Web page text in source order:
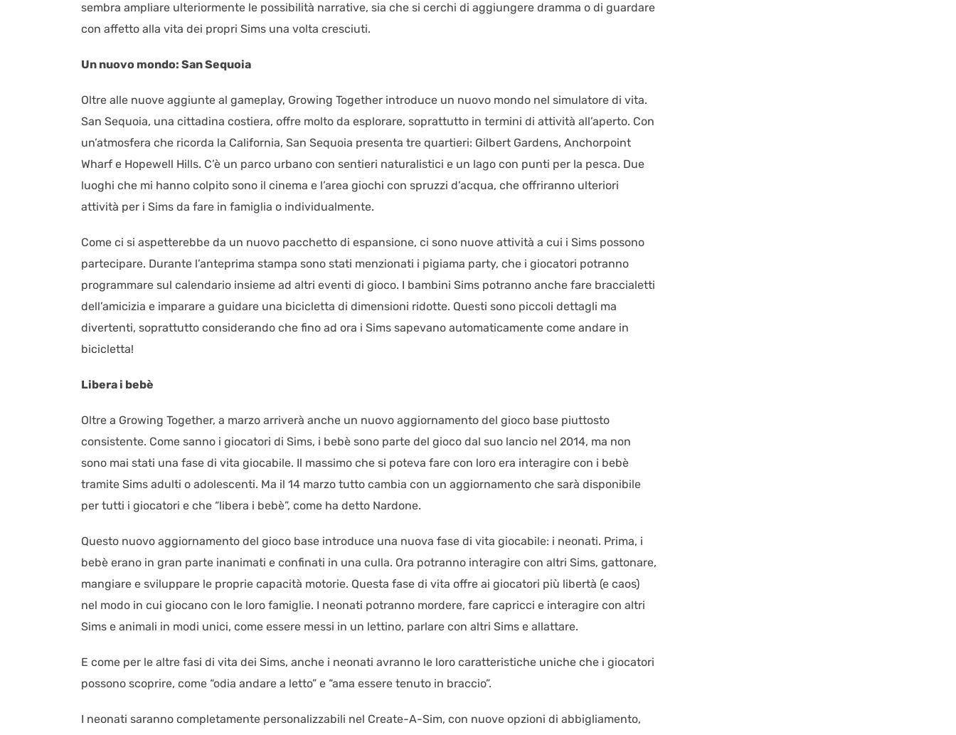
sembra ampliare ulteriormente le possibilità narrative, sia che si cerchi di aggiungere dramma o di guardare
con affetto alla vita dei propri Sims una volta cresciuti.
Un nuovo mondo: San Sequoia
Oltre alle nuove aggiunte al gameplay, Growing Together introduce un nuovo mondo nel simulatore di vita.
San Sequoia, una cittadina costiera, offre molto da esplorare, soprattutto in termini di attività all’aperto. Con
un’atmosfera che ricorda la California, San Sequoia presenta tre quartieri: Gilbert Gardens, Anchorpoint
Wharf e Hopewell Hills. C’è un parco urbano con sentieri naturalistici e un lago con punti per la pesca. Due
luoghi che mi hanno colpito sono il cinema e l’area giochi con spruzzi d’acqua, che offriranno ulteriori
attività per i Sims da fare in famiglia o individualmente.
Come ci si aspetterebbe da un nuovo pacchetto di espansione, ci sono nuove attività a cui i Sims possono
partecipare. Durante l’anteprima stampa sono stati menzionati i pigiama party, che i giocatori potranno
programmare sul calendario insieme ad altri eventi di gioco. I bambini Sims potranno anche fare braccialetti
dell’amicizia e imparare a guidare una bicicletta di dimensioni ridotte. Questi sono piccoli dettagli ma
divertenti, soprattutto considerando che fino ad ora i Sims sapevano automaticamente come andare in
bicicletta!
Libera i bebè
Oltre a Growing Together, a marzo arriverà anche un nuovo aggiornamento del gioco base piuttosto
consistente. Come sanno i giocatori di Sims, i bebè sono parte del gioco dal suo lancio nel 2014, ma non
sono mai stati una fase di vita giocabile. Il massimo che si poteva fare con loro era interagire con i bebè
tramite Sims adulti o adolescenti. Ma il 14 marzo tutto cambia con un aggiornamento che sarà disponibile
per tutti i giocatori e che “libera i bebè”, come ha detto Nardone.
Questo nuovo aggiornamento del gioco base introduce una nuova fase di vita giocabile: i neonati. Prima, i
bebè erano in gran parte inanimati e confinati in una culla. Ora potranno interagire con altri Sims, gattonare,
mangiare e sviluppare le proprie capacità motorie. Questa fase di vita offre ai giocatori più libertà (e caos)
nel modo in cui giocano con le loro famiglie. I neonati potranno mordere, fare capricci e interagire con altri
Sims e animali in modi unici, come essere messi in un lettino, parlare con altri Sims e allattare.
E come per le altre fasi di vita dei Sims, anche i neonati avranno le loro caratteristiche uniche che i giocatori
possono scoprire, come “odia andare a letto” e “ama essere tenuto in braccio”.
I neonati saranno completamente personalizzabili nel Create-A-Sim, con nuove opzioni di abbigliamento,